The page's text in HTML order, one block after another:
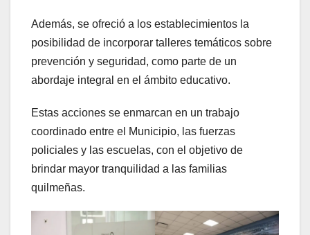
Además, se ofreció a los establecimientos la
posibilidad de incorporar talleres temáticos sobre
prevención y seguridad, como parte de un
abordaje integral en el ámbito educativo.
Estas acciones se enmarcan en un trabajo
coordinado entre el Municipio, las fuerzas
policiales y las escuelas, con el objetivo de
brindar mayor tranquilidad a las familias
quilmeñas.